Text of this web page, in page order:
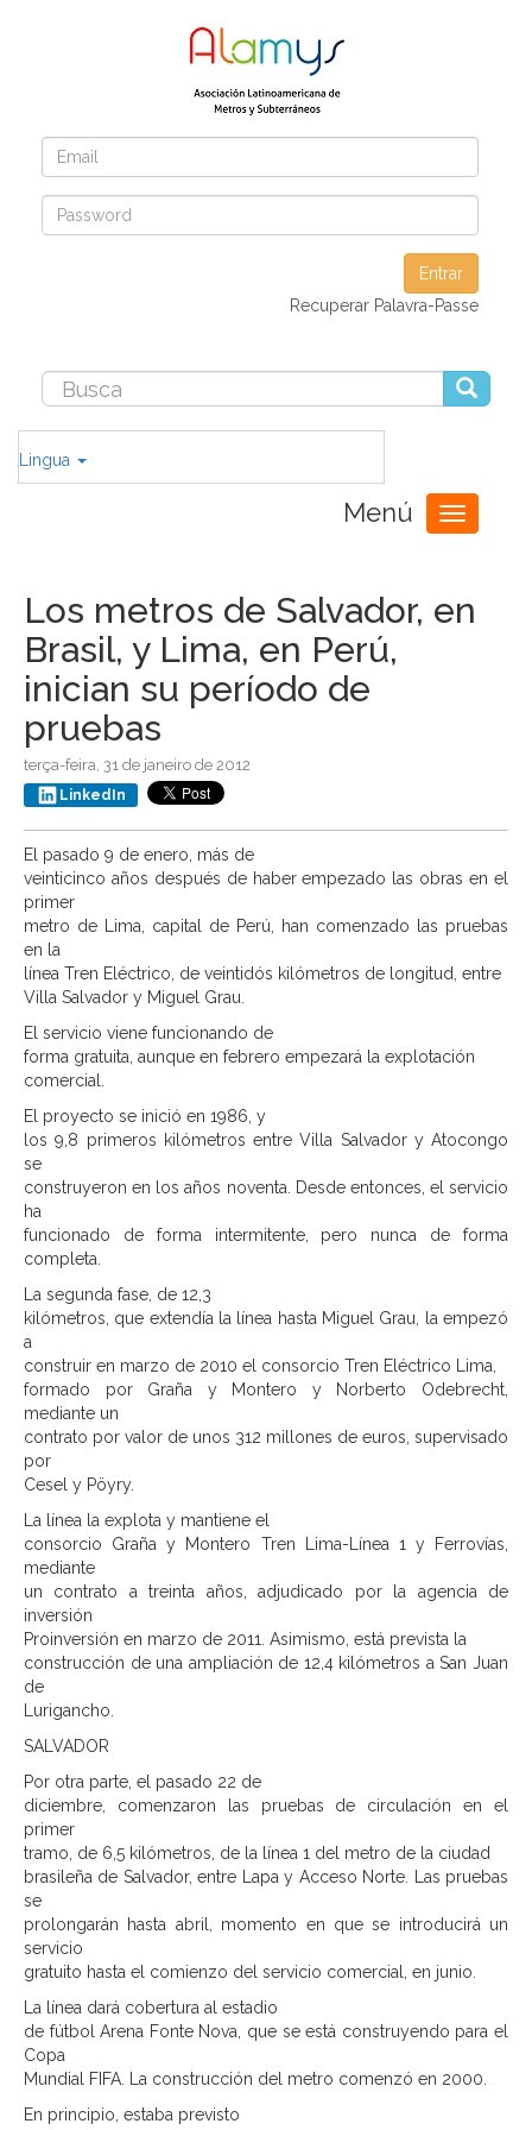
Entrar
Recuperar Palavra-Passe
Lingua
Menú
Toggle
navigation
Los metros de Salvador, en
Brasil, y Lima, en Perú,
inician su período de
pruebas
terça-feira, 31 de janeiro de 2012
LinkedIn
El pasado 9 de enero, más de
veinticinco años después de haber empezado las obras en el
primer
metro de Lima, capital de Perú, han comenzado las pruebas
en la
línea Tren Eléctrico, de veintidós kilómetros de longitud, entre
Villa Salvador y Miguel Grau.
El servicio viene funcionando de
forma gratuita, aunque en febrero empezará la explotación
comercial.
El proyecto se inició en 1986, y
los 9,8 primeros kilómetros entre Villa Salvador y Atocongo
se
construyeron en los años noventa. Desde entonces, el servicio
ha
funcionado de forma intermitente, pero nunca de forma
completa.
La segunda fase, de 12,3
kilómetros, que extendía la línea hasta Miguel Grau, la empezó
a
construir en marzo de 2010 el consorcio Tren Eléctrico Lima,
formado por Graña y Montero y Norberto Odebrecht,
mediante un
contrato por valor de unos 312 millones de euros, supervisado
por
Cesel y Pöyry.
La línea la explota y mantiene el
consorcio Graña y Montero Tren Lima-Línea 1 y Ferrovías,
mediante
un contrato a treinta años, adjudicado por la agencia de
inversión
Proinversión en marzo de 2011. Asimismo, está prevista la
construcción de una ampliación de 12,4 kilómetros a San Juan
de
Lurigancho.
SALVADOR
Por otra parte, el pasado 22 de
diciembre, comenzaron las pruebas de circulación en el
primer
tramo, de 6,5 kilómetros, de la línea 1 del metro de la ciudad
brasileña de Salvador, entre Lapa y Acceso Norte. Las pruebas
se
prolongarán hasta abril, momento en que se introducirá un
servicio
gratuito hasta el comienzo del servicio comercial, en junio.
La línea dará cobertura al estadio
de fútbol Arena Fonte Nova, que se está construyendo para el
Copa
Mundial FIFA. La construcción del metro comenzó en 2000.
En principio, estaba previsto